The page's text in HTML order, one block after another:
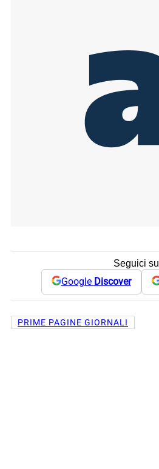
Seguici su
Google Discover
PRIME PAGINE GIORNALI